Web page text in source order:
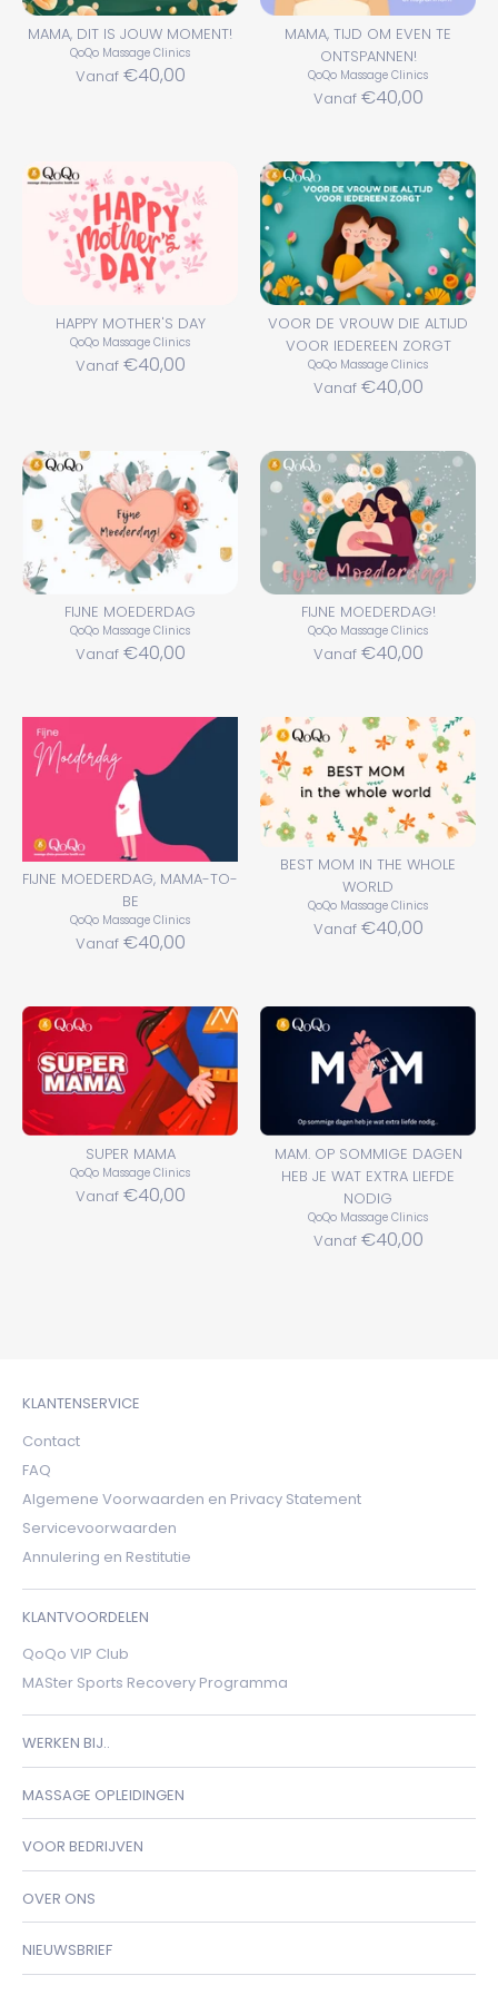
MAMA, DIT IS JOUW MOMENT!
QoQo Massage Clinics
Vanaf €40,00
MAMA, TIJD OM EVEN TE
ONTSPANNEN!
QoQo Massage Clinics
Vanaf €40,00
HAPPY MOTHER'S DAY
QoQo Massage Clinics
Vanaf €40,00
VOOR DE VROUW DIE ALTIJD
VOOR IEDEREEN ZORGT
QoQo Massage Clinics
Vanaf €40,00
FIJNE MOEDERDAG
QoQo Massage Clinics
Vanaf €40,00
FIJNE MOEDERDAG!
QoQo Massage Clinics
Vanaf €40,00
FIJNE MOEDERDAG, MAMA-TO-
BE
QoQo Massage Clinics
Vanaf €40,00
BEST MOM IN THE WHOLE
WORLD
QoQo Massage Clinics
Vanaf €40,00
SUPER MAMA
QoQo Massage Clinics
Vanaf €40,00
MAM. OP SOMMIGE DAGEN
HEB JE WAT EXTRA LIEFDE
NODIG
QoQo Massage Clinics
Vanaf €40,00
KLANTENSERVICE
Contact
FAQ
Algemene Voorwaarden en Privacy Statement
Servicevoorwaarden
Annulering en Restitutie
KLANTVOORDELEN
QoQo VIP Club
MASter Sports Recovery Programma
WERKEN BIJ..
MASSAGE OPLEIDINGEN
VOOR BEDRIJVEN
OVER ONS
NIEUWSBRIEF